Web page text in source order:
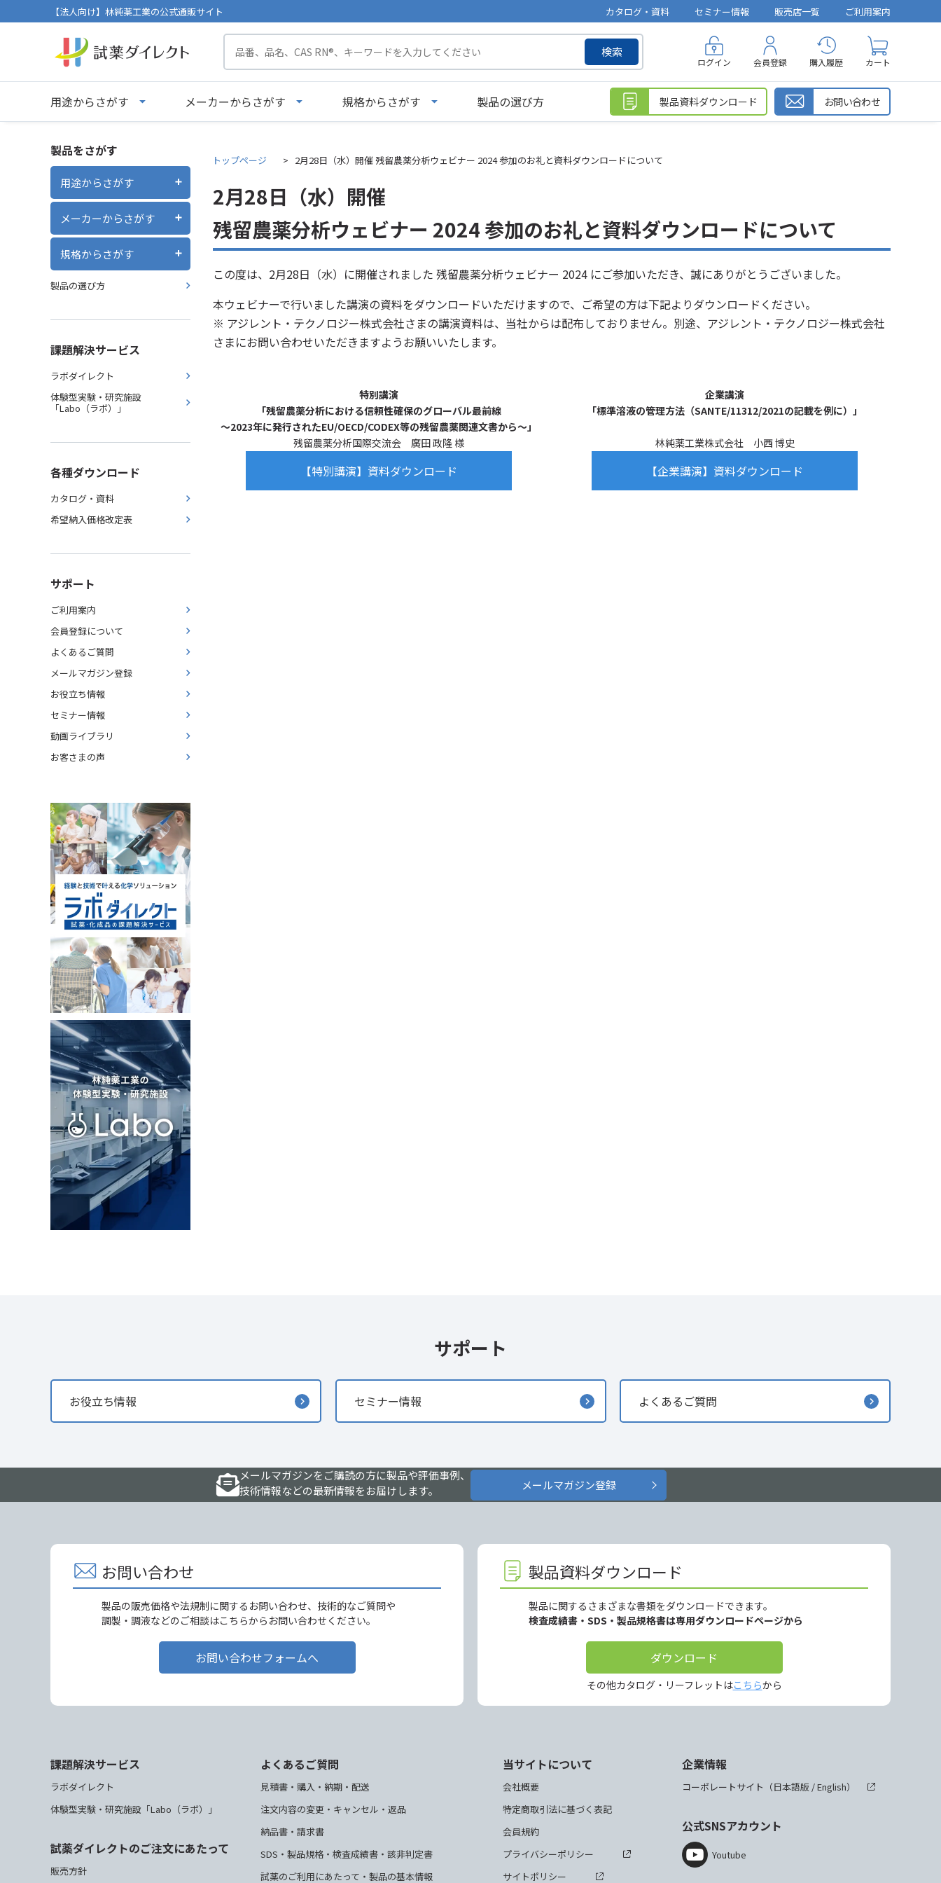
【法人向け】林純薬工業の公式通販サイト カタログ・資料 セミナー情報 販売店一覧 ご利用案内
検索
ログイン 会員登録 購入履歴 カート
用途からさがす メーカーからさがす 規格からさがす 製品の選び方 製品資料ダウンロード お問い合わせ
製品をさがす
用途からさがす
メーカーからさがす
規格からさがす
製品の選び方
課題解決サービス
ラボダイレクト
体験型実験・研究施設
「Labo（ラボ）」
各種ダウンロード
カタログ・資料
希望納入価格改定表
サポート
ご利用案内
会員登録について
よくあるご質問
メールマガジン登録
お役立ち情報
セミナー情報
動画ライブラリ
お客さまの声
トップページ 2月28日（水）開催 残留農薬分析ウェビナー 2024 参加のお礼と資料ダウンロードについて
2月28日（水）開催
残留農薬分析ウェビナー 2024 参加のお礼と資料ダウンロードについて
この度は、2月28日（水）に開催されました 残留農薬分析ウェビナー 2024 にご参加いただき、誠にありがとうございました。
本ウェビナーで行いました講演の資料をダウンロードいただけますので、ご希望の方は下記よりダウンロードください。
※ アジレント・テクノロジー株式会社さまの講演資料は、当社からは配布しておりません。別途、アジレント・テクノロジー株式会社
さまにお問い合わせいただきますようお願いいたします。
特別講演
「残留農薬分析における信頼性確保のグローバル最前線
～2023年に発行されたEU/OECD/CODEX等の残留農薬関連文書から～」
残留農薬分析国際交流会 廣田 政隆 様
【特別講演】資料ダウンロード
企業講演
「標準溶液の管理方法（SANTE/11312/2021の記載を例に）」
林純薬工業株式会社 小西 博史
【企業講演】資料ダウンロード
サポート
お役立ち情報 セミナー情報 よくあるご質問
メールマガジンをご購読の方に製品や評価事例、
技術情報などの最新情報をお届けします。
メールマガジン登録
お問い合わせ
製品の販売価格や法規制に関するお問い合わせ、技術的なご質問や
調製・調液などのご相談はこちらからお問い合わせください。
お問い合わせフォームへ
製品資料ダウンロード
製品に関するさまざまな書類をダウンロードできます。
検査成績書・SDS・製品規格書は専用ダウンロードページから
ダウンロード
その他カタログ・リーフレットはこちらから
課題解決サービス
ラボダイレクト
体験型実験・研究施設「Labo（ラボ）」
試薬ダイレクトのご注文にあたって
販売方針
よくあるご質問
見積書・購入・納期・配送
注文内容の変更・キャンセル・返品
納品書・請求書
SDS・製品規格・検査成績書・該非判定書
試薬のご利用にあたって・製品の基本情報
当サイトについて
会社概要
特定商取引法に基づく表記
会員規約
プライバシーポリシー
サイトポリシー
企業情報
コーポレートサイト（日本語版 /English）
公式SNSアカウント
Youtube